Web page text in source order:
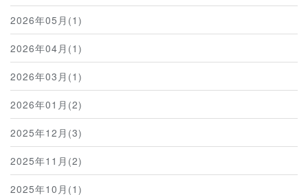
2026年05月(1)
2026年04月(1)
2026年03月(1)
2026年01月(2)
2025年12月(3)
2025年11月(2)
2025年10月(1)